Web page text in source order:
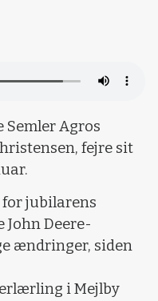
Semler Agros
fejre sit
jubilarens
John Deere-
ændringer, siden
i Mejlby